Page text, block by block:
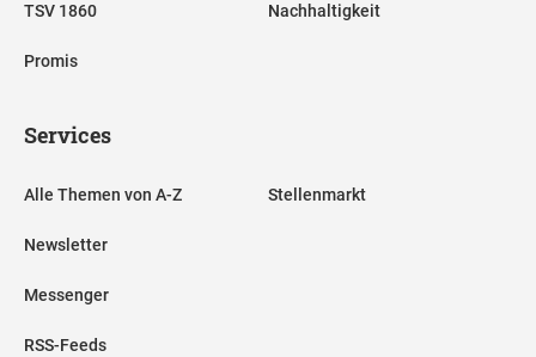
TSV 1860
Promis
Nachhaltigkeit
Services
Alle Themen von A-Z
Newsletter
Messenger
RSS-Feeds
Stellenmarkt